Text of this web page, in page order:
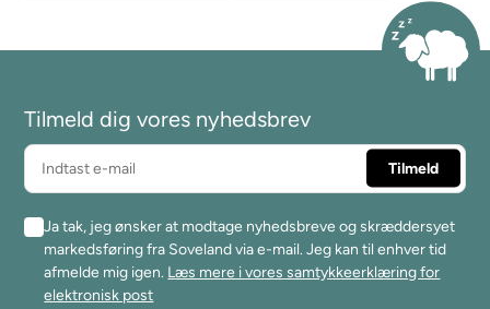
Tilmeld dig vores nyhedsbrev
Ja tak, jeg ønsker at modtage nyhedsbreve og skræddersyet
markedsføring fra Soveland via e-mail. Jeg kan til enhver tid
afmelde mig igen. Læs mere i vores samtykkeerklæring for
elektronisk post